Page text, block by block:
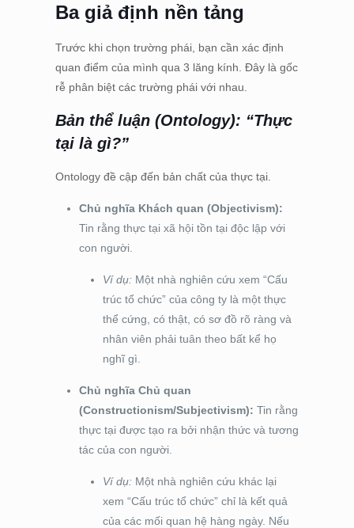
Ba giả định nền tảng
Trước khi chọn trường phái, bạn cần xác định
quan điểm của mình qua 3 lăng kính. Đây là gốc
rễ phân biệt các trường phái với nhau.
Bản thể luận (Ontology): “Thực
tại là gì?”
Ontology đề cập đến bản chất của thực tại.
Chủ nghĩa Khách quan (Objectivism):
Tin rằng thực tại xã hội tồn tại độc lập với
con người.
Ví dụ:Một nhà nghiên cứu xem “Cấu
trúc tổ chức” của công ty là một thực
thể cứng, có thật, có sơ đồ rõ ràng và
nhân viên phải tuân theo bất kể họ
nghĩ gì.
Chủ nghĩa Chủ quan
(Constructionism/Subjectivism): Tin rằng
thực tại được tạo ra bởi nhận thức và tương
tác của con người.
Ví dụ:Một nhà nghiên cứu khác lại
xem “Cấu trúc tổ chức” chỉ là kết quả
của các mối quan hệ hàng ngày. Nếu